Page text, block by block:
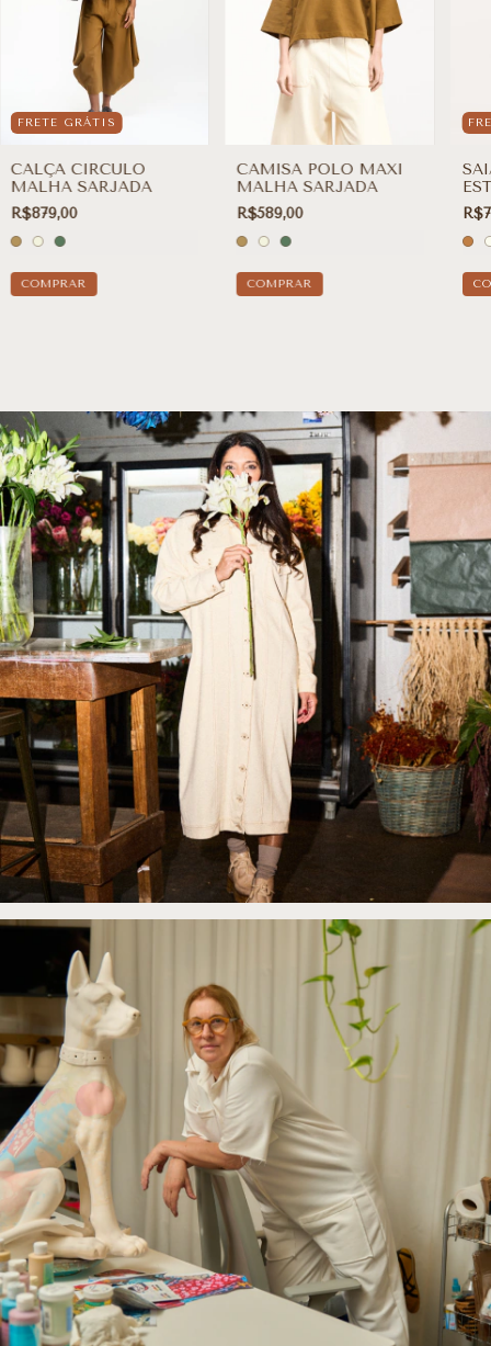
FRETE GRÁTIS
CALÇA CIRCULO
MALHA SARJADA
R$879,00
COMPRAR
CAMISA POLO MAXI
MALHA SARJADA
R$589,00
COMPRAR